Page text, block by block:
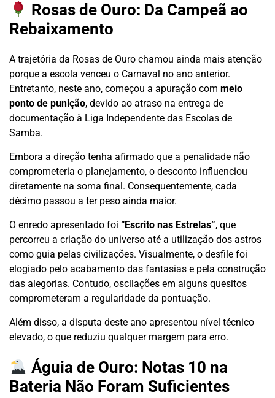
Rosas de Ouro: Da Campeã ao
Rebaixamento
A trajetória da Rosas de Ouro chamou ainda mais atenção
porque a escola venceu o Carnaval no ano anterior.
Entretanto, neste ano, começou a apuração com meio
ponto de punição, devido ao atraso na entrega de
documentação à Liga Independente das Escolas de
Samba.
Embora a direção tenha afirmado que a penalidade não
comprometeria o planejamento, o desconto influenciou
diretamente na soma final. Consequentemente, cada
décimo passou a ter peso ainda maior.
O enredo apresentado foi “Escrito nas Estrelas”, que
percorreu a criação do universo até a utilização dos astros
como guia pelas civilizações. Visualmente, o desfile foi
elogiado pelo acabamento das fantasias e pela construção
das alegorias. Contudo, oscilações em alguns quesitos
comprometeram a regularidade da pontuação.
Além disso, a disputa deste ano apresentou nível técnico
elevado, o que reduziu qualquer margem para erro.
Águia de Ouro: Notas 10 na
Bateria Não Foram Suficientes